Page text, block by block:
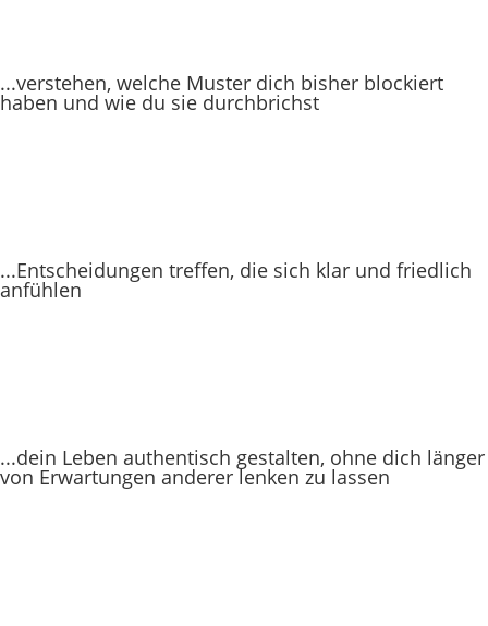
...verstehen, welche Muster dich bisher blockiert
haben und wie du sie durchbrichst
...Entscheidungen treffen, die sich klar und friedlich
anfühlen
...dein Leben authentisch gestalten, ohne dich länger
von Erwartungen anderer lenken zu lassen